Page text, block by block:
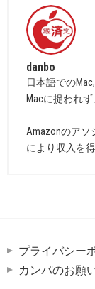
danbo
日本語での
Macに捉われ
Amazonのアソ
により収入を
プライバシー
カンパのお願